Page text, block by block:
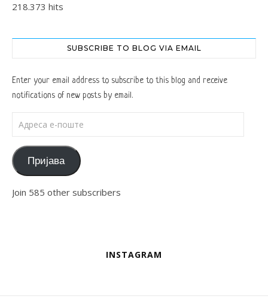
218.373 hits
SUBSCRIBE TO BLOG VIA EMAIL
Enter your email address to subscribe to this blog and receive
notifications of new posts by email.
Пријава
Join 585 other subscribers
INSTAGRAM